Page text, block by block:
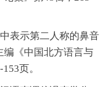
表示第二人称的鼻音
编《中国北方语言与
页。